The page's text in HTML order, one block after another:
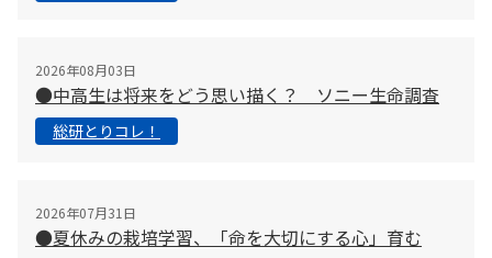
2026年08月03日
●中高生は将来をどう思い描く？ ソニー生命調査
総研とりコレ！
2026年07月31日
●夏休みの栽培学習、「命を大切にする心」育む